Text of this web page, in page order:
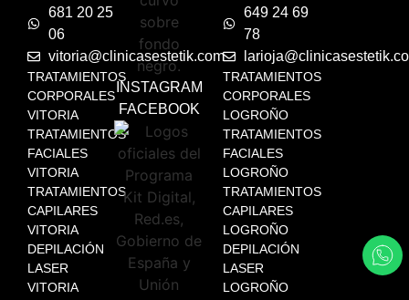
681 20 25
06
vitoria@clinicasestetik.com
TRATAMIENTOS
CORPORALES
VITORIA
TRATAMIENTOS
FACIALES
VITORIA
TRATAMIENTOS
CAPILARES
VITORIA
DEPILACIÓN
LASER
VITORIA
INSTAGRAM
FACEBOOK
649 24 69
78
TRATAMIENTOS
CORPORALES
LOGROÑO
TRATAMIENTOS
FACIALES
LOGROÑO
TRATAMIENTOS
CAPILARES
LOGROÑO
DEPILACIÓN
LASER
LOGROÑO